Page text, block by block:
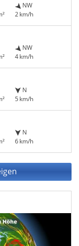
NW
2 km/h
NW
4 km/h
N
5 km/h
N
6 km/h